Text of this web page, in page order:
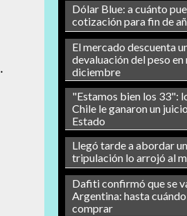
Dólar Blue: a cuánto
cotización para fin de
El mercado descuenta
devaluación del peso
diciembre
"Estamos bien los 33":
Chile le ganaron un
Estado
Llegó tarde a abordar
tripulación lo arrojó al
Dafiti confirmó que se
Argentina: hasta
comprar